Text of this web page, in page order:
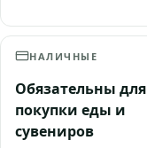
НАЛИЧНЫЕ
Обязательны для
покупки еды и
сувениров